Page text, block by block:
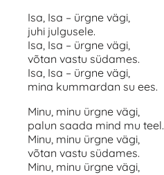
Isa, Isa – ürgne vägi,
juhi julgusele.
Isa, Isa – ürgne vägi,
võtan vastu südames.
Isa, Isa – ürgne vägi,
mina kummardan su ees.
Minu, minu ürgne vägi,
palun saada mind mu teel.
Minu, minu ürgne vägi,
võtan vastu südames.
Minu, minu ürgne vägi,